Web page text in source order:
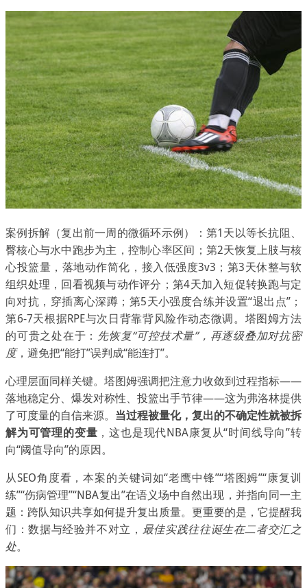
案例拆解（复出前一周的微循环示例）：第1天以等长抗阻、
臀核心与水中跑步为主，控制心率区间；第2天恢复上肢与核
心投篮量，落地动作简化，接入低强度3v3；第3天休整与软
组织处理，回看视频与动作评分；第4天加入短促转换跑与定
向对抗，穿插离心深蹲；第5天小强度合练并设置“退出点”；
第6-7天根据RPE与次日背靠背风险作动态微调。塔图姆方法
的可贵之处在于： 先恢复“可控技术量”，再逐级叠加对抗密
度，避免把“能打”误判成“能连打”。
心理层面同样关键。塔图姆强调把注意力收敛到过程指标——
落地稳定分、爆发对称性、投篮出手节律——这为弗洛林提供
了可度量的自信来源。 当过程被量化，复出的不确定性就被拆
解为可管理的变量 ，这也是现代NBA康复从“时间线导向”转
向“阈值导向”的原因。
从SEO角度看，本案的关键词如“老鹰中锋”“塔图姆”“康复训
练”“伤病管理”“NBA复出”在语义场中自然出现，并指向同一主
题：跨队知识共享如何提升复出质量。更重要的是，它提醒我
们：数据与经验并不对立， 最佳实践往往诞生在二者交汇之
处。